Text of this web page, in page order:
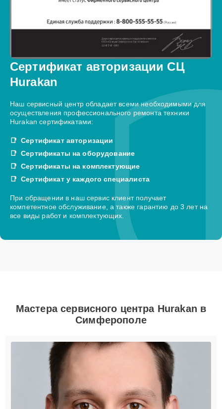
Сертификат авторизации СЦ
Hurakan
Наш сервисный центр обладает всеми необходимыми для
осуществления профессионального ремонта техники
Hurakan сертификатами:
Сертификат авторизации
Сертификаты на оборудование
Сертификаты на комплектующие
Сертификат у каждого специалиста
При обращении в наш сервис клиент получает
компетентное обслуживание, а также гарантию до 3 лет на
все виды работ и комплектующих.
Мастера сервисного центра Hurakan в
Симферополе